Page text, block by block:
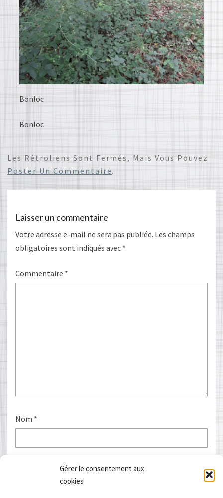
Gérer le consentement aux
cookies
Bonloc
Bonloc
Les Rétroliens Sont Fermés, Mais Vous Pouvez
Poster Un Commentaire .
Laisser un commentaire
Votre adresse e-mail ne sera pas publiée. Les champs
obligatoires sont indiqués avec *
Commentaire *
Nom *